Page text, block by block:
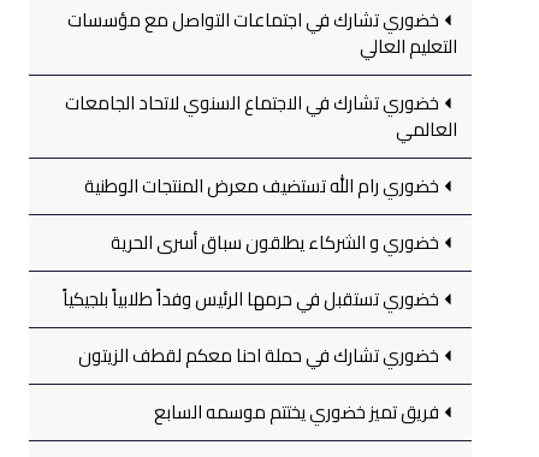
خضوري تشارك في اجتماعات التواصل مع مؤسسات
التعليم العالي
خضوري تشارك في الاجتماع السنوي لاتحاد الجامعات
العالمي
خضوري رام الله تستضيف معرض المنتجات الوطنية
خضوري و الشركاء يطلقون سباق أسرى الحرية
خضوري تستقبل في حرمها الرئيس وفداً طلابياً بلجيكياً
خضوري تشارك في حملة احنا معكم لقطف الزيتون
فريق تميز خضوري يختتم موسمه السابع